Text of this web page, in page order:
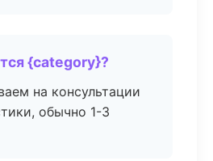
{category}?
на консультации
обычно 1-3